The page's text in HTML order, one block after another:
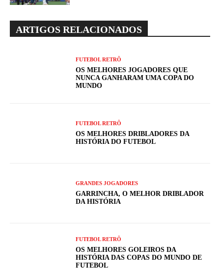
ARTIGOS RELACIONADOS
FUTEBOL RETRÔ
OS MELHORES JOGADORES QUE
NUNCA GANHARAM UMA COPA DO
MUNDO
FUTEBOL RETRÔ
OS MELHORES DRIBLADORES DA
HISTÓRIA DO FUTEBOL
GRANDES JOGADORES
GARRINCHA, O MELHOR DRIBLADOR
DA HISTÓRIA
FUTEBOL RETRÔ
OS MELHORES GOLEIROS DA
HISTÓRIA DAS COPAS DO MUNDO DE
FUTEBOL